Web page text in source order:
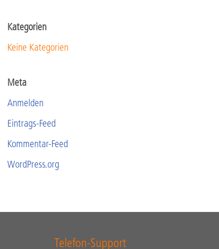
Kategorien
Keine Kategorien
Meta
Anmelden
Eintrags-Feed
Kommentar-Feed
WordPress.org
Telefon-Support